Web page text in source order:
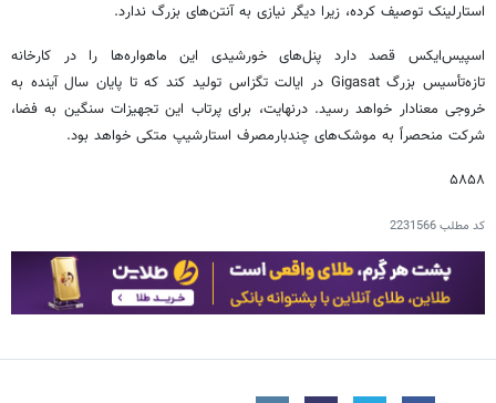
استارلینک توصیف کرده، زیرا دیگر نیازی به آنتن‌های بزرگ ندارد.
اسپیس‌ایکس قصد دارد پنل‌های خورشیدی این ماهواره‌ها را در کارخانه
تازه‌تأسیس بزرگ Gigasat در ایالت تگزاس تولید کند که تا پایان سال آینده به
خروجی معنادار خواهد رسید. درنهایت، برای پرتاب این تجهیزات سنگین به فضا،
شرکت منحصراً به موشک‌های چندبارمصرف استارشیپ متکی خواهد بود.
۵۸۵۸
کد مطلب2231566